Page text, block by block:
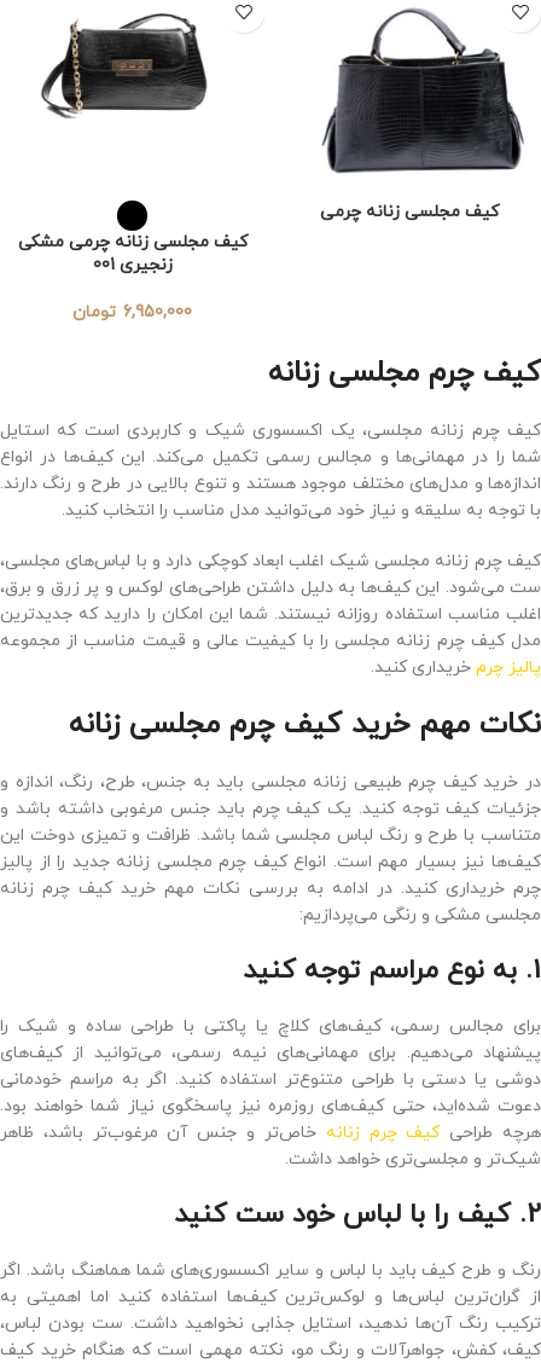
کیف مجلسی زنانه چرمی
کیف مجلسی زنانه چرمی مشکی
زنجیری 001
6,950,000 تومان
کیف چرم مجلسی زنانه
کیف چرم زنانه مجلسی، یک اکسسوری شیک و کاربردی است که استایل
شما را در مهمانی‌ها و مجالس رسمی تکمیل می‌کند. این کیف‌ها در انواع
اندازه‌ها و مدل‌های مختلف موجود هستند و تنوع بالایی در طرح و رنگ دارند.
با توجه به سلیقه و نیاز خود می‌توانید مدل مناسب را انتخاب کنید.
کیف چرم زنانه مجلسی شیک اغلب ابعاد کوچکی دارد و با لباس‌های مجلسی،
ست می‌شود. این کیف‌ها به ‌دلیل داشتن طراحی‌های لوکس و پر ‌زرق ‌و ‌برق،
اغلب مناسب استفاده روزانه نیستند. شما این امکان را دارید که جدیدترین
مدل کیف چرم زنانه مجلسی را با کیفیت عالی و قیمت مناسب از مجموعه
پالیز چرم خریداری کنید.
نکات مهم خرید کیف چرم مجلسی زنانه
در خرید کیف چرم طبیعی زنانه مجلسی باید به جنس، طرح، رنگ، اندازه و
جزئیات کیف توجه کنید. یک کیف چرم باید جنس مرغوبی داشته باشد و
متناسب با طرح و رنگ لباس مجلسی شما باشد. ظرافت و تمیزی دوخت این
کیف‌ها نیز بسیار مهم است. انواع کیف چرم مجلسی زنانه جدید را از پالیز
چرم خریداری کنید. در ادامه به بررسی نکات مهم خرید کیف چرم زنانه
مجلسی مشکی و رنگی می‌پردازیم:
1. به نوع مراسم توجه کنید
برای مجالس رسمی، کیف‌های کلاچ یا پاکتی با طراحی ساده و شیک را
پیشنهاد می‌دهیم. برای مهمانی‌های نیمه ‌رسمی، می‌توانید از کیف‌های
دوشی یا دستی با طراحی متنوع‌تر استفاده کنید. اگر به مراسم خودمانی
دعوت شده‌اید، حتی کیف‌های روزمره نیز پاسخگوی نیاز شما خواهند بود.
هرچه طراحیکیف چرم زنانه خاص‌تر و جنس آن مرغوب‌تر باشد، ظاهر
شیک‌تر و مجلسی‌تری خواهد داشت.
2. کیف را با لباس خود ست کنید
رنگ و طرح کیف باید با لباس و سایر اکسسوری‌های شما هماهنگ باشد. اگر
از گران‌ترین لباس‌ها و لوکس‌ترین کیف‌ها استفاده کنید اما اهمیتی به
ترکیب رنگ آن‌ها ندهید، استایل جذابی نخواهید داشت. ست بودن لباس،
کیف، کفش، جواهرآلات و رنگ مو، نکته‌ مهمی است که هنگام خرید کیف